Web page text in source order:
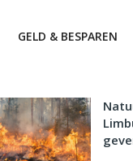
GELD & BESPAREN